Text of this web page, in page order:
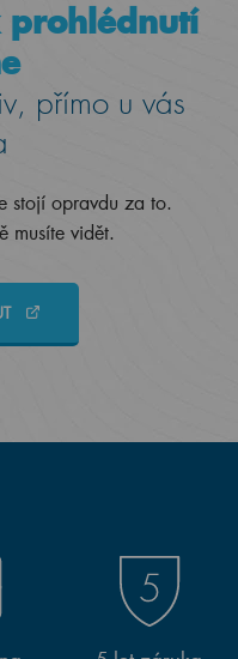
přímo u vás
stojí opravdu za to.
musíte vidět.